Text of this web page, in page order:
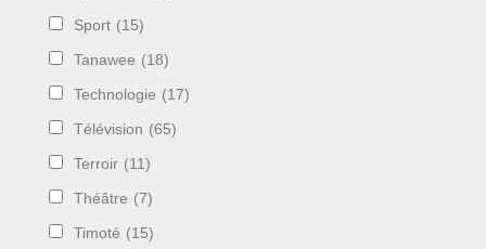
Sport (15)
Tanawee (18)
Technologie (17)
Télévision (65)
Terroir (11)
Théâtre (7)
Timoté (15)